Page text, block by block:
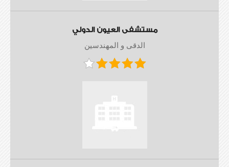
مستشفى العيون الدولي
الدقى و المهندسين